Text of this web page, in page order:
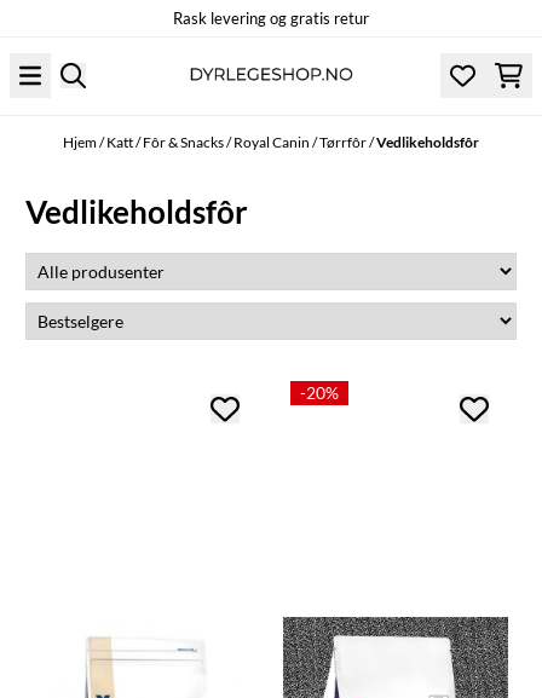
Rask levering og gratis retur
Hjem/Katt/Fôr & Snacks/Royal Canin /Tørrfôr/Vedlikeholdsfôr
Vedlikeholdsfôr
-20%